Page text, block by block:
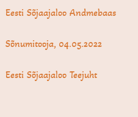
Eesti Sõjaajaloo Andmebaas
Sõnumitooja, 04.05.2022
Eesti Sõjaajaloo Teejuht